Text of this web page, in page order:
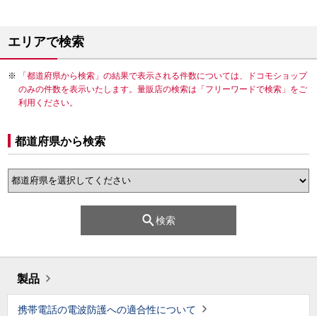
エリアで検索
「都道府県から検索」の結果で表示される件数については、ドコモショップ
のみの件数を表示いたします。量販店の検索は「フリーワードで検索」をご
利用ください。
都道府県から検索
検索
製品
携帯電話の電波防護への適合性について